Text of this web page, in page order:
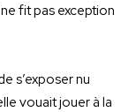
fit pas exception
s’exposer nu
vouait jouer à la